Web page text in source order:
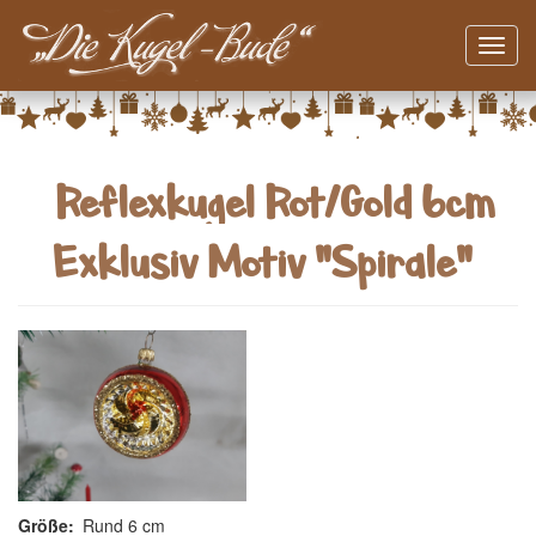
Direkt
zum
Reflexkugel Rot/Gold 6cm
Exklusiv Motiv "Spirale"
Größe
Rund 6 cm